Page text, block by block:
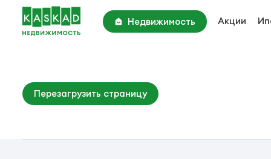
Недвижимость Акции
Академия Парк
Парк Апрель
Киевское шоссе, 25 км
Перезагрузить страницу